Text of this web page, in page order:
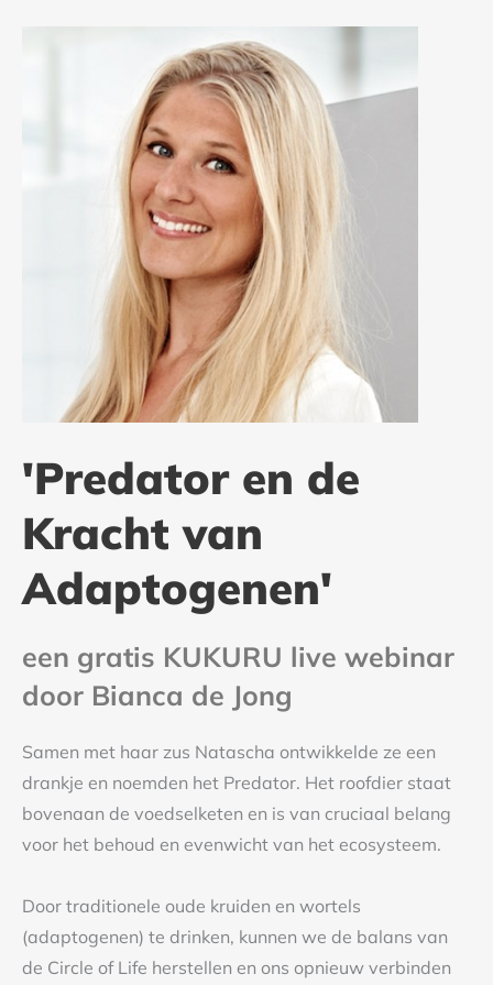
'Predator en de
Kracht van
Adaptogenen'
een gratis KUKURU live webinar
door Bianca de Jong
Samen met haar zus Natascha ontwikkelde ze een
drankje en noemden het Predator. Het roofdier staat
bovenaan de voedselketen en is van cruciaal belang
voor het behoud en evenwicht van het ecosysteem.
Door traditionele oude kruiden en wortels
(adaptogenen) te drinken, kunnen we de balans van
de Circle of Life herstellen en ons opnieuw verbinden